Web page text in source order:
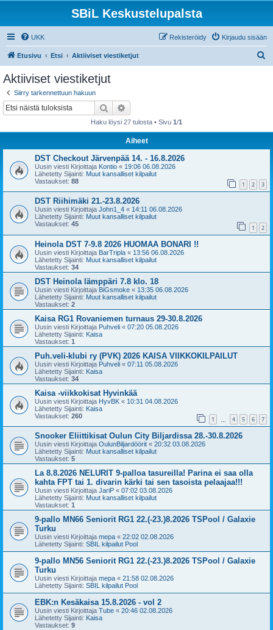
SBiL Keskustelupalsta
UKK Kirjaudu sisään
Rekisteröidy
Etusivu Etsi Aktiiviset viestiketjut
Aktiiviset viestiketjut
Siirry tarkennettuun hakuun
Etsi
Haku löysi 27 tulosta • Sivu 1/1
Aiheet
DST Checkout Järvenpää 14. - 16.8.2026
Uusin viesti Kirjoittaja Kontio « 19:06 06.08.2026
Lähetetty Sijainti: Muut kansalliset kilpailut
Vastaukset: 88 1 2 3
DST Riihimäki 21.-23.8.2026
Uusin viesti Kirjoittaja John1_4 « 14:11 06.08.2026
Lähetetty Sijainti: Muut kansalliset kilpailut
Vastaukset: 45 1 2
Heinola DST 7-9.8 2026 HUOMAA BONARI !!
Uusin viesti Kirjoittaja BarTripla « 13:56 06.08.2026
Lähetetty Sijainti: Muut kansalliset kilpailut
Vastaukset: 34
DST Heinola lämppäri 7.8 klo. 18
Uusin viesti Kirjoittaja BiGsmoke « 13:35 06.08.2026
Lähetetty Sijainti: Muut kansalliset kilpailut
Vastaukset: 2
Kaisa RG1 Rovaniemen turnaus 29-30.8.2026
Uusin viesti Kirjoittaja Puhveli « 07:20 05.08.2026
Lähetetty Sijainti: Kaisa
Vastaukset: 1
Puh.veli-klubi ry (PVK) 2026 KAISA VIIKKOKILPAILUT
Uusin viesti Kirjoittaja Puhveli « 07:11 05.08.2026
Lähetetty Sijainti: Kaisa
Vastaukset: 34
Kaisa -viikkokisat Hyvinkää
Uusin viesti Kirjoittaja HyvBK « 10:31 04.08.2026
Lähetetty Sijainti: Kaisa
Vastaukset: 260 1 4 5 6 7
Snooker Eliittikisat Oulun City Biljardissa 28.-30.8.2026
Uusin viesti Kirjoittaja OulunBiljardöörit « 20:32 03.08.2026
Lähetetty Sijainti: Muut kansalliset kilpailut
Vastaukset: 5
La 8.8.2026 NELURIT 9-palloa tasureilla! Parina ei saa olla
kahta FPT tai 1. divarin kärki tai sen tasoista pelaajaa!!!
Uusin viesti Kirjoittaja JariP « 07:02 03.08.2026
Lähetetty Sijainti: Muut kansalliset kilpailut
Vastaukset: 1
9-pallo MN66 Seniorit RG1 22.(-23.)8.2026 TSPool / Galaxie
Turku
Uusin viesti Kirjoittaja mepa « 22:02 02.08.2026
Lähetetty Sijainti: SBIL kilpailut Pool
9-pallo MN56 Seniorit RG1 22.(-23.)8.2026 TSPool / Galaxie
Turku
Uusin viesti Kirjoittaja mepa « 21:58 02.08.2026
Lähetetty Sijainti: SBIL kilpailut Pool
EBK:n Kesäkaisa 15.8.2026 - vol 2
Uusin viesti Kirjoittaja Tube « 20:46 02.08.2026
Lähetetty Sijainti: Kaisa
Vastaukset: 9